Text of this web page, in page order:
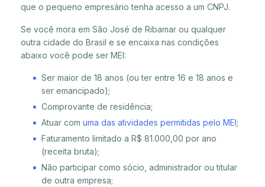
que o pequeno empresário tenha acesso a um CNPJ.
Se você mora em São José de Ribamar ou qualquer
outra cidade do Brasil e se encaixa nas condições
abaixo você pode ser MEI:
Ser maior de 18 anos (ou ter entre 16 e 18 anos e
ser emancipado);
Comprovante de residência;
Atuar com uma das atividades permitidas pelo MEI;
Faturamento limitado a R$ 81.000,00 por ano
(receita bruta);
Não participar como sócio, administrador ou titular
de outra empresa;